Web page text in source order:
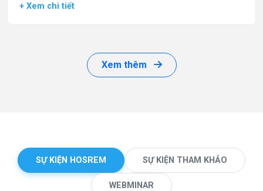
+ Xem chi tiết
Xem thêm
SỰ KIỆN HOSREM SỰ KIỆN THAM KHẢO
WEBMINAR